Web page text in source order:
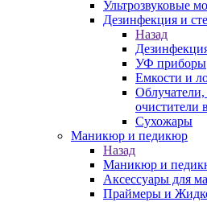
Ультрозвуковые
Дезинфекция и
Назад
УФ приборы
Емкости и
очистители
Сухожары
Маникюр и педикюр
Назад
Маникюр и
Аксессуары для
Праймеры и